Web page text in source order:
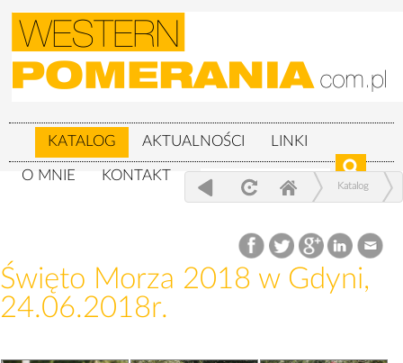
KATALOG AKTUALNOŚCI LINKI
O MNIE KONTAKT
Katalog
Święto Morza 2018 w Gdyni, 24.06.2018r.
Święto Morza 2018 w Gdyni,
24.06.2018r.